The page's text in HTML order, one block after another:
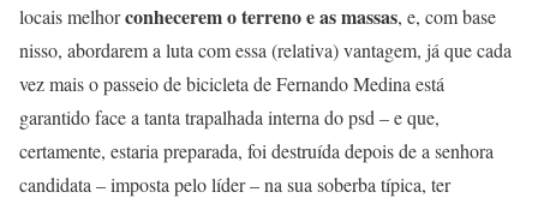
locais melhorconhecerem o terreno e as massas, e, com base
nisso, abordarem a luta com essa (relativa) vantagem, já que cada
vez mais o passeio de bicicleta de Fernando Medina está
garantido face a tanta trapalhada interna do psd – e que,
certamente, estaria preparada, foi destruída depois de a senhora
candidata – imposta pelo líder – na sua soberba típica, ter